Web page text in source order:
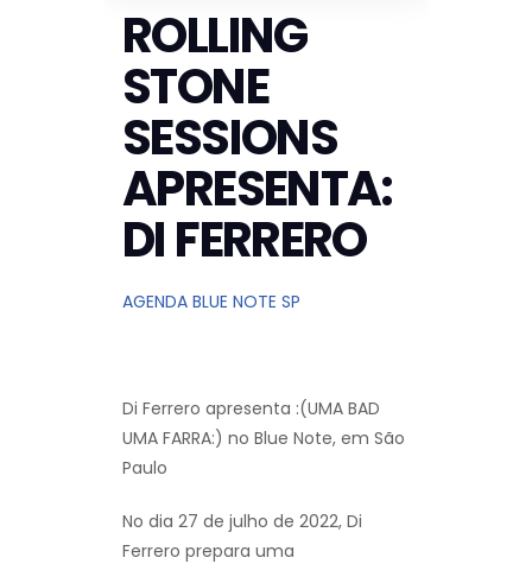
ROLLING
STONE
SESSIONS
APRESENTA:
DI FERRERO
AGENDA BLUE NOTE SP
Di Ferrero apresenta :(UMA BAD
UMA FARRA:) no Blue Note, em São
Paulo
No dia 27 de julho de 2022, Di
Ferrero prepara uma